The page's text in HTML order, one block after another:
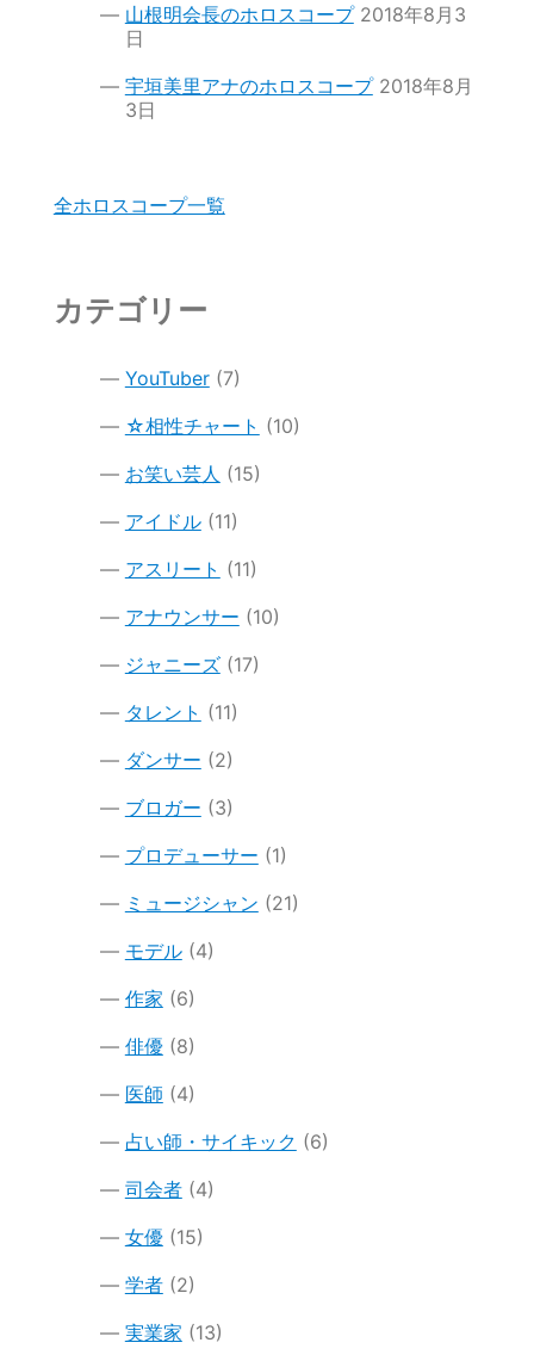
山根明会長のホロスコープ 2018年8月3
日
宇垣美里アナのホロスコープ 2018年8月
3日
全ホロスコープ一覧
カテゴリー
YouTuber(7)
☆相性チャート (10)
お笑い芸人 (15)
アイドル(11)
アスリート (11)
アナウンサー (10)
ジャニーズ(17)
タレント (11)
ダンサー (2)
ブロガー (3)
プロデューサー (1)
ミュージシャン (21)
モデル(4)
作家 (6)
俳優(8)
医師 (4)
占い師・サイキック (6)
司会者(4)
女優(15)
学者(2)
実業家 (13)